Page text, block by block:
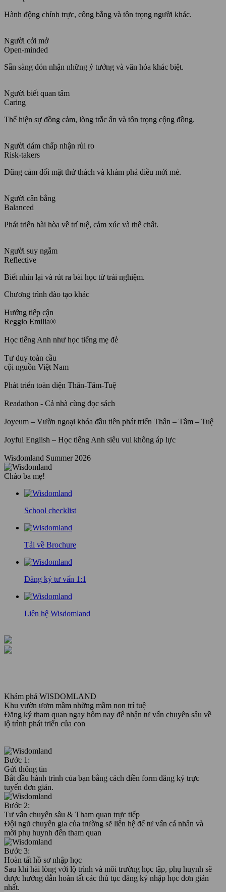
Hành động chính trực, công bằng và tôn trọng người khác.
Người cởi mở
Open-minded
Sẵn sàng đón nhận những ý tưởng và văn hóa khác biệt.
Người biết quan tâm
Caring
Thể hiện sự đồng cảm, lòng trắc ẩn và tôn trọng cộng đồng.
Người dám chấp nhận rủi ro
Risk-takers
Dũng cảm đối mặt thử thách và khám phá điều mới mẻ.
Người cân bằng
Balanced
Phát triển hài hòa về trí tuệ, cảm xúc và thể chất.
Người suy ngẫm
Reflective
Biết nhìn lại và rút ra bài học từ trải nghiệm.
Chương trình đào tạo khác
Hướng tiếp cận
Reggio Emilia®
Học tiếng Anh như học tiếng mẹ đẻ
Tư duy toàn cầu
cội nguồn Việt Nam
Phát triển toàn diện Thân-Tâm-Tuệ
Readathon - Cả nhà cùng đọc sách
Joyeum – Vườn ngoại khóa đầu tiên phát triển Thân – Tâm – Tuệ
Joyful English – Học tiếng Anh siêu vui không áp lực
Wisdomland Summer 2026
Chào ba mẹ!
School checklist
Tải về Brochure
Đăng ký tư vấn 1:1
Liên hệ Wisdomland
Khám phá WISDOMLAND
Khu vườn ươm mầm những mầm non trí tuệ
Đăng ký tham quan ngay hôm nay để nhận tư vấn chuyên sâu về
lộ trình phát triển của con
Bước 1:
Gửi thông tin
Bắt đầu hành trình của bạn bằng cách điền form đăng ký trực
tuyến đơn giản.
Bước 2:
Tư vấn chuyên sâu & Tham quan trực tiếp
Đội ngũ chuyên gia của trường sẽ liên hệ để tư vấn cá nhân và
mời phụ huynh đến tham quan
Bước 3:
Hoàn tất hồ sơ nhập học
Sau khi hài lòng với lộ trình và môi trường học tập, phụ huynh sẽ
được hướng dẫn hoàn tất các thủ tục đăng ký nhập học đơn giản
nhất.